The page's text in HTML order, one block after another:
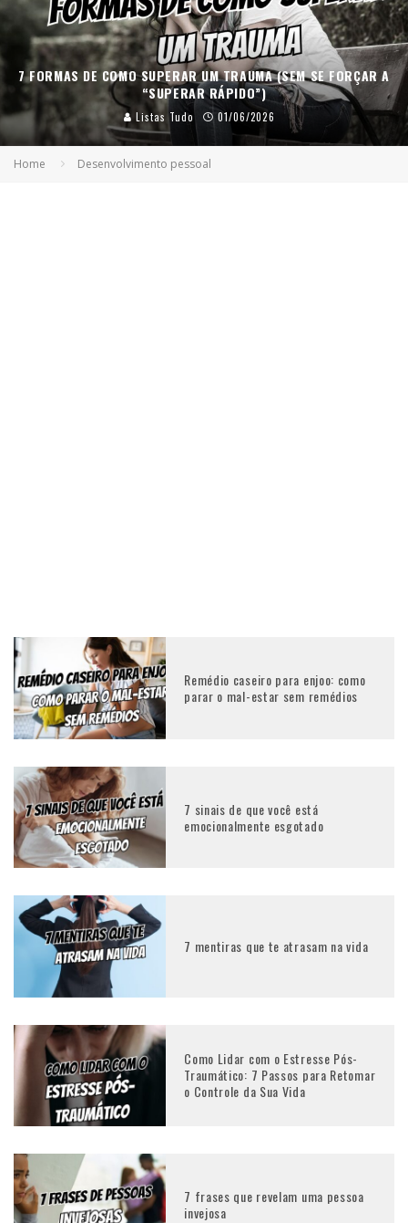
7 FORMAS DE COMO SUPERAR UM TRAUMA (SEM SE FORÇAR A
“SUPERAR RÁPIDO”)
Listas Tudo 01/06/2026
Home Desenvolvimento pessoal
Remédio caseiro para enjoo: como
parar o mal-estar sem remédios
7 sinais de que você está
emocionalmente esgotado
7 mentiras que te atrasam na vida
Como Lidar com o Estresse Pós-
Traumático: 7 Passos para Retomar
o Controle da Sua Vida
7 frases que revelam uma pessoa
invejosa